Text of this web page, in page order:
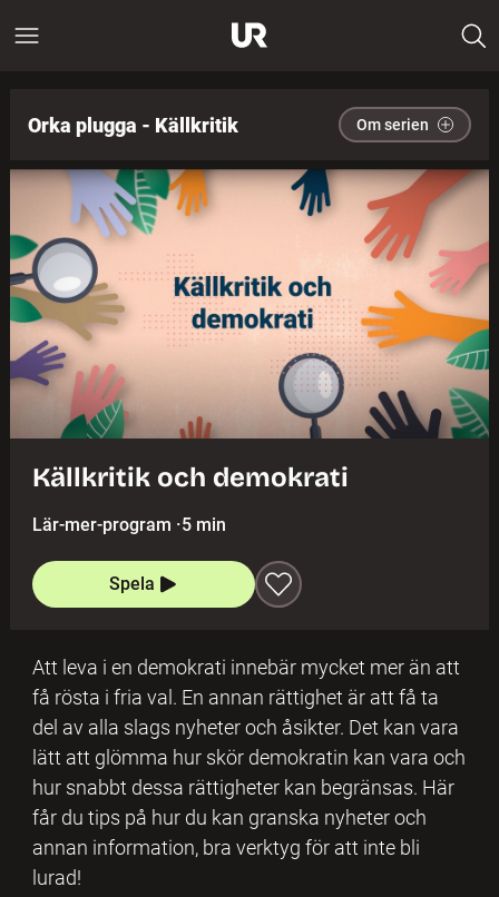
Orka plugga - Källkritik Om serien
Källkritik och demokrati
Lär-mer-program ·5 min
Spela
Att leva i en demokrati innebär mycket mer än att
få rösta i fria val. En annan rättighet är att få ta
del av alla slags nyheter och åsikter. Det kan vara
lätt att glömma hur skör demokratin kan vara och
hur snabbt dessa rättigheter kan begränsas. Här
får du tips på hur du kan granska nyheter och
annan information, bra verktyg för att inte bli
lurad!